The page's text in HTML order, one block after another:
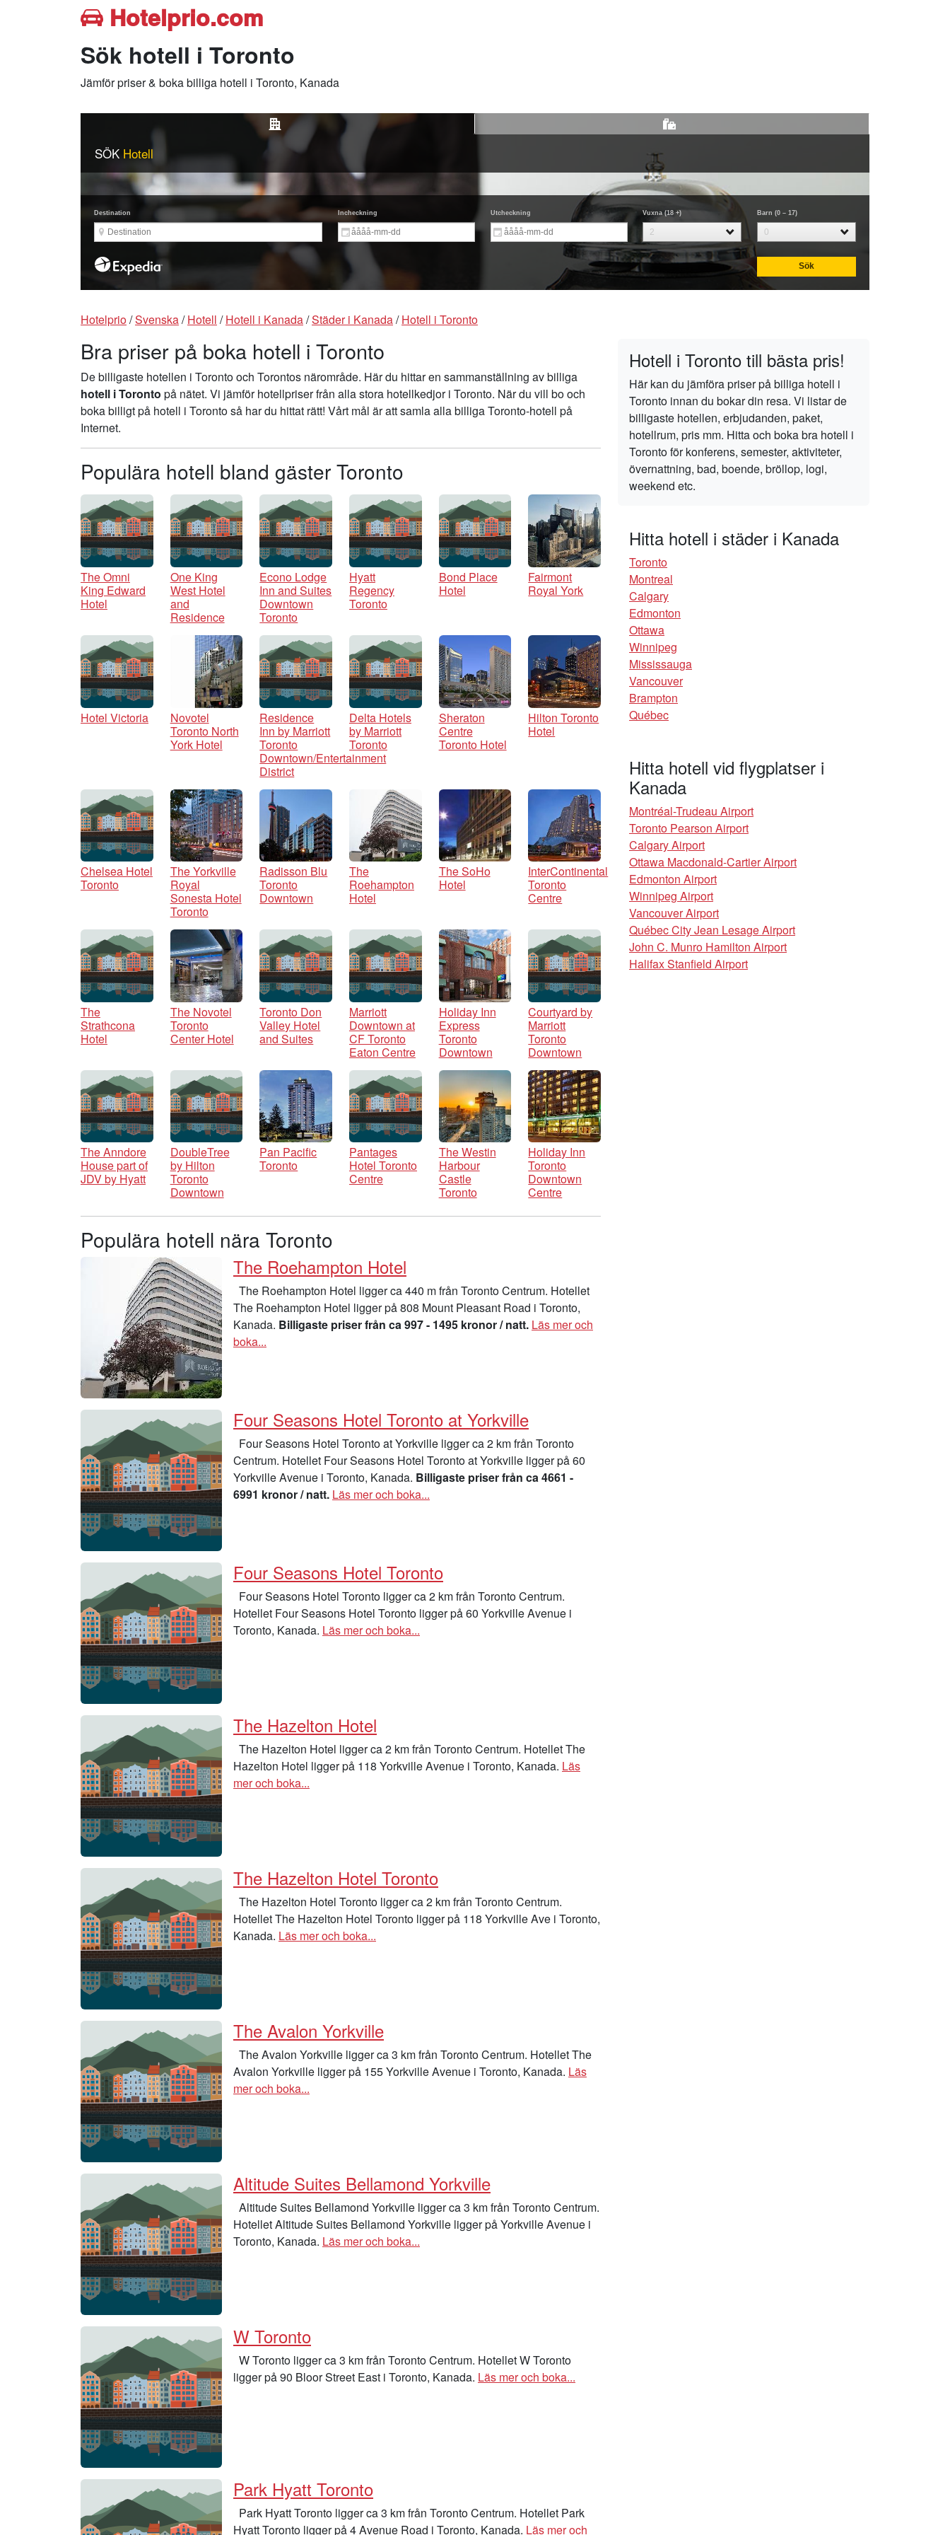
Hotelprio.com
Sök hotell i Toronto
Jämför priser & boka billiga hotell i Toronto, Kanada
Hotelprio/Svenska/Hotell /Hotell i Kanada/Städer i Kanada/Hotell i Toronto
Bra priser på boka hotell i Toronto
De billigaste hotellen i Toronto och Torontos närområde. Här du hittar en sammanställning av billiga
hotell i Toronto på nätet. Vi jämför hotellpriser från alla stora hotellkedjor i Toronto. När du vill bo och
boka billigt på hotell i Toronto så har du hittat rätt! Vårt mål är att samla alla billiga Toronto-hotell på
Internet.
Populära hotell bland gäster Toronto
The Omni
King Edward
Hotel
One King
West Hotel
and
Residence
Econo Lodge
Inn and Suites
Downtown
Toronto
Hyatt
Regency
Toronto
Bond Place
Hotel
Fairmont
Royal York
Hotel Victoria
Novotel
Toronto North
York Hotel
Residence
Inn by Marriott
Toronto
Downtown/Entertainment
District
Delta Hotels
by Marriott
Toronto
Sheraton
Centre
Toronto Hotel
Hilton Toronto
Hotel
Chelsea Hotel
Toronto
The Yorkville
Royal
Sonesta Hotel
Toronto
Radisson Blu
Toronto
Downtown
The
Roehampton
Hotel
The SoHo
Hotel
InterContinental
Toronto
Centre
The
Strathcona
Hotel
The Novotel
Toronto
Center Hotel
Toronto Don
Valley Hotel
and Suites
Marriott
Downtown at
CF Toronto
Eaton Centre
Holiday Inn
Express
Toronto
Downtown
Courtyard by
Marriott
Toronto
Downtown
The Anndore
House part of
JDV by Hyatt
DoubleTree
by Hilton
Toronto
Downtown
Pan Pacific
Toronto
Pantages
Hotel Toronto
Centre
The Westin
Harbour
Castle
Toronto
Holiday Inn
Toronto
Downtown
Centre
Populära hotell nära Toronto
The Roehampton Hotel
The Roehampton Hotel ligger ca 440 m från Toronto Centrum. Hotellet
The Roehampton Hotel ligger på 808 Mount Pleasant Road i Toronto,
Kanada. Billigaste priser från ca 997 - 1495 kronor / natt. Läs mer och
boka...
Four Seasons Hotel Toronto at Yorkville
Four Seasons Hotel Toronto at Yorkville ligger ca 2 km från Toronto
Centrum. Hotellet Four Seasons Hotel Toronto at Yorkville ligger på 60
Yorkville Avenue i Toronto, Kanada. Billigaste priser från ca 4661 -
6991 kronor / natt. Läs mer och boka...
Four Seasons Hotel Toronto
Four Seasons Hotel Toronto ligger ca 2 km från Toronto Centrum.
Hotellet Four Seasons Hotel Toronto ligger på 60 Yorkville Avenue i
Toronto, Kanada. Läs mer och boka...
The Hazelton Hotel
The Hazelton Hotel ligger ca 2 km från Toronto Centrum. Hotellet The
Hazelton Hotel ligger på 118 Yorkville Avenue i Toronto, Kanada. Läs
mer och boka...
The Hazelton Hotel Toronto
The Hazelton Hotel Toronto ligger ca 2 km från Toronto Centrum.
Hotellet The Hazelton Hotel Toronto ligger på 118 Yorkville Ave i Toronto,
Kanada. Läs mer och boka...
The Avalon Yorkville
The Avalon Yorkville ligger ca 3 km från Toronto Centrum. Hotellet The
Avalon Yorkville ligger på 155 Yorkville Avenue i Toronto, Kanada. Läs
mer och boka...
Altitude Suites Bellamond Yorkville
Altitude Suites Bellamond Yorkville ligger ca 3 km från Toronto Centrum.
Hotellet Altitude Suites Bellamond Yorkville ligger på Yorkville Avenue i
Toronto, Kanada. Läs mer och boka...
W Toronto
W Toronto ligger ca 3 km från Toronto Centrum. Hotellet W Toronto
ligger på 90 Bloor Street East i Toronto, Kanada. Läs mer och boka...
Park Hyatt Toronto
Park Hyatt Toronto ligger ca 3 km från Toronto Centrum. Hotellet Park
Hyatt Toronto ligger på 4 Avenue Road i Toronto, Kanada. Läs mer och
Hotell i Toronto till bästa pris!
Här kan du jämföra priser på billiga hotell i
Toronto innan du bokar din resa. Vi listar de
billigaste hotellen, erbjudanden, paket,
hotellrum, pris mm. Hitta och boka bra hotell i
Toronto för konferens, semester, aktiviteter,
övernattning, bad, boende, bröllop, logi,
weekend etc.
Hitta hotell i städer i Kanada
Toronto
Montreal
Calgary
Edmonton
Ottawa
Winnipeg
Mississauga
Vancouver
Brampton
Québec
Hitta hotell vid flygplatser i
Kanada
Montréal-Trudeau Airport
Toronto Pearson Airport
Calgary Airport
Ottawa Macdonald-Cartier Airport
Edmonton Airport
Winnipeg Airport
Vancouver Airport
Québec City Jean Lesage Airport
John C. Munro Hamilton Airport
Halifax Stanfield Airport